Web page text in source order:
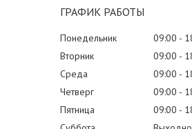
ГРАФИК РАБОТЫ
Понедельник 09:00
Вторник
09:00
Среда
09:00
Четверг
09:00
Пятница
09:00